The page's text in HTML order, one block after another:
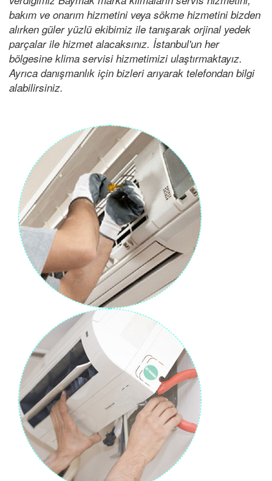
bakım ve onarım hizmetini veya sökme hizmetini bizden
alırken güler yüzlü ekibimiz ile tanışarak orjinal yedek
parçalar ile hizmet alacaksınız. İstanbul'un her
bölgesine klima servisi hizmetimizi ulaştırmaktayız.
Ayrıca danışmanlık için bizleri arıyarak telefondan bilgi
alabilirsiniz.